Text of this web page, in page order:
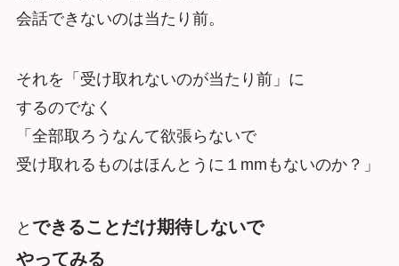
会話できないのは当たり前。
それを「受け取れないのが当たり前」に
するのでなく
「全部取ろうなんて欲張らないで
受け取れるものはほんとうに１mmもないのか？」
と できることだけ期待しないで
やってみる